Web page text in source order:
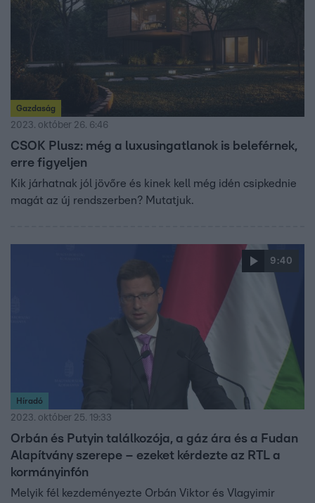
majd a kedvezményes hitel lehetőségével.
Gazdaság
2023. október 26. 6:46
CSOK Plusz: még a luxusingatlanok is beleférnek,
erre figyeljen
Kik járhatnak jól jövőre és kinek kell még idén csipkednie
magát az új rendszerben? Mutatjuk.
9:40
Híradó
2023. október 25. 19:33
Orbán és Putyin találkozója, a gáz ára és a Fudan
Alapítvány szerepe – ezeket kérdezte az RTL a
kormányinfón
Melyik fél kezdeményezte Orbán Viktor és Vlagyimir